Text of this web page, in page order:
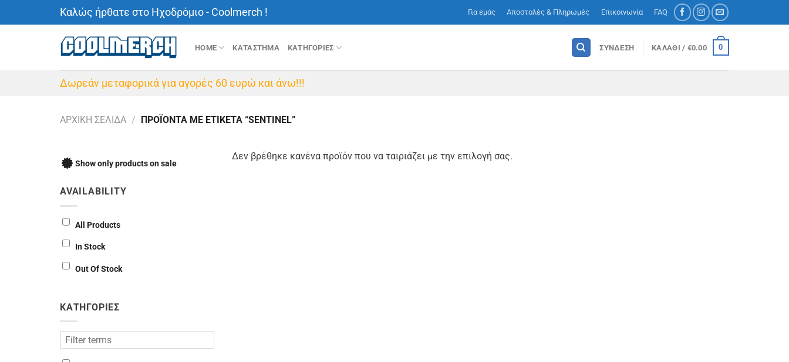
Καλώς ήρθατε στο Ηχοδρόμιο - Coolmerch ! Για εμάς Αποστολές & Πληρωμές Επικοινωνία FAQ
HOME ΚΑΤΑΣΤΗΜΑ ΚΑΤΗΓΟΡΙΕΣ ΣΎΝΔΕΣΗ ΚΑΛΆΘΙ / €0.00 0
Δωρεάν μεταφορικά για αγορές 60 ευρώ και άνω!!!
ΑΡΧΙΚΉ ΣΕΛΊΔΑ / ΠΡΟΪΌΝΤΑ ΜΕ ΕΤΙΚΈΤΑ “SENTINEL”
Show only products on sale
AVAILABILITY
All Products
In Stock
Out Of Stock
ΚΑΤΗΓΟΡΙΕΣ
Δεν βρέθηκε κανένα προϊόν που να ταιριάζει με την επιλογή σας.